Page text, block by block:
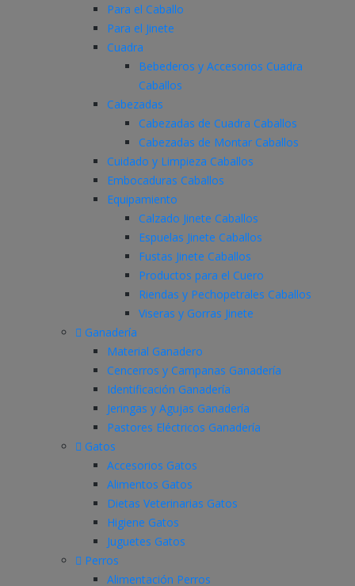
Para el Caballo
Para el Jinete
Cuadra
Bebederos y Accesorios Cuadra
Caballos
Cabezadas
Cabezadas de Cuadra Caballos
Cabezadas de Montar Caballos
Cuidado y Limpieza Caballos
Embocaduras Caballos
Equipamiento
Calzado Jinete Caballos
Espuelas Jinete Caballos
Fustas Jinete Caballos
Productos para el Cuero
Riendas y Pechopetrales Caballos
Viseras y Gorras Jinete
Ganadería
Material Ganadero
Cencerros y Campanas Ganadería
Identificación Ganadería
Jeringas y Agujas Ganadería
Pastores Eléctricos Ganadería
Gatos
Accesorios Gatos
Alimentos Gatos
Dietas Veterinarias Gatos
Higiene Gatos
Juguetes Gatos
Perros
Alimentación Perros